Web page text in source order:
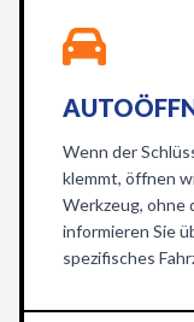
Wenn der
klemmt, öffnen
Werkzeug, ohne
informieren Sie
spezifisches